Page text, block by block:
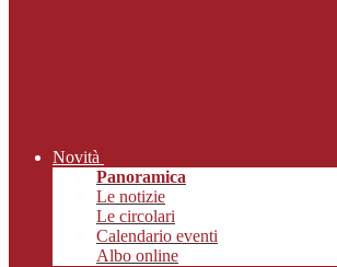
Novità
Panoramica
Le notizie
Le circolari
Calendario eventi
Albo online